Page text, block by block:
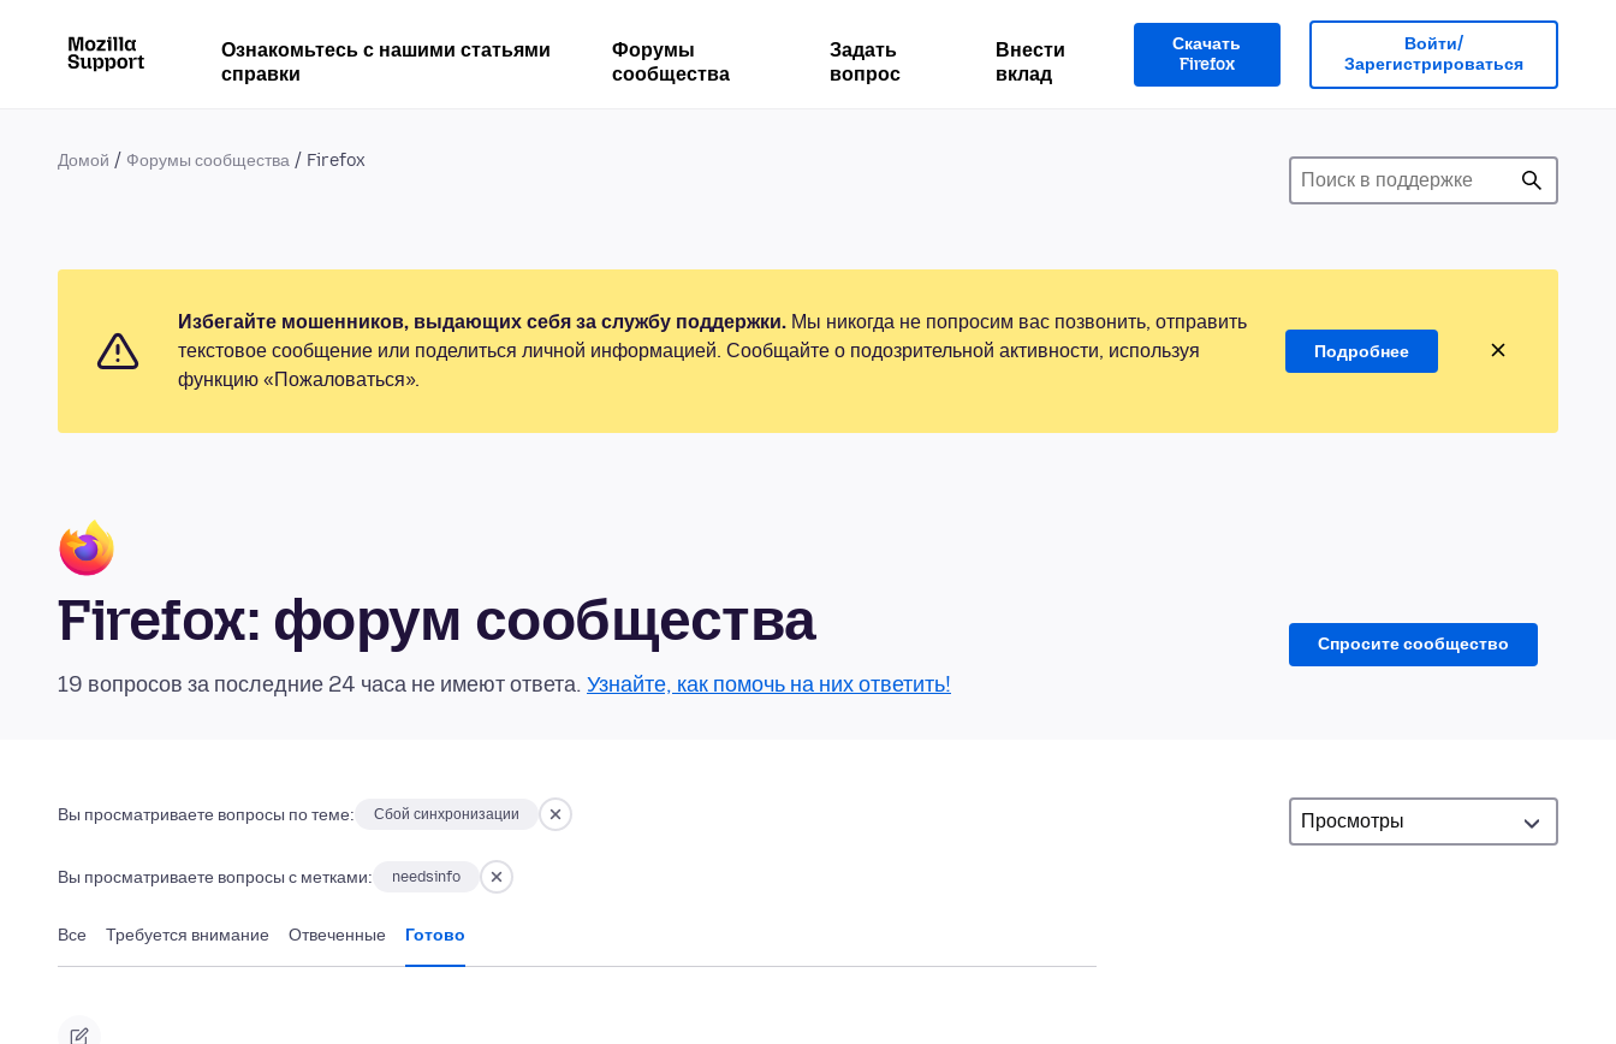
Ознакомьтесь с нашими статьями
справки
Форумы
сообщества
Задать
вопрос
Внести
вклад
Скачать
Firefox
Войти/
Зарегистрироваться
Домой Форумы сообщества Firefox
Избегайте мошенников, выдающих себя за службу поддержки. Мы никогда не попросим вас позвонить, отправить
текстовое сообщение или поделиться личной информацией. Сообщайте о подозрительной активности, используя
функцию «Пожаловаться».
Подробнее
Firefox: форум сообщества
19 вопросов за последние 24 часа не имеют ответа. Узнайте, как помочь на них ответить!
Спросите сообщество
Вы просматриваете вопросы по теме: Сбой синхронизации
Вы просматриваете вопросы с метками: needsinfo
Все Требуется внимание Отвеченные Готово